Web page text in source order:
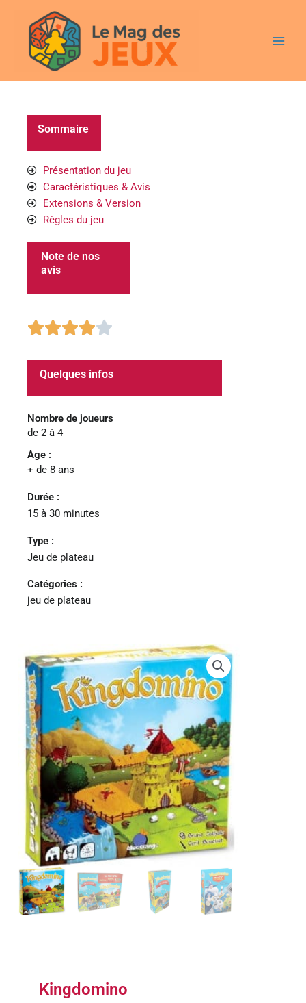
contenu
Sommaire
Présentation du jeu
Caractéristiques & Avis
Extensions & Version
Règles du jeu
Note de nos
avis

Quelques infos
Nombre de joueurs
de 2 à 4
Age :
+ de 8 ans
Durée :
15 à 30 minutes
Type :
Jeu de plateau
Catégories :
jeu de plateau
Kingdomino